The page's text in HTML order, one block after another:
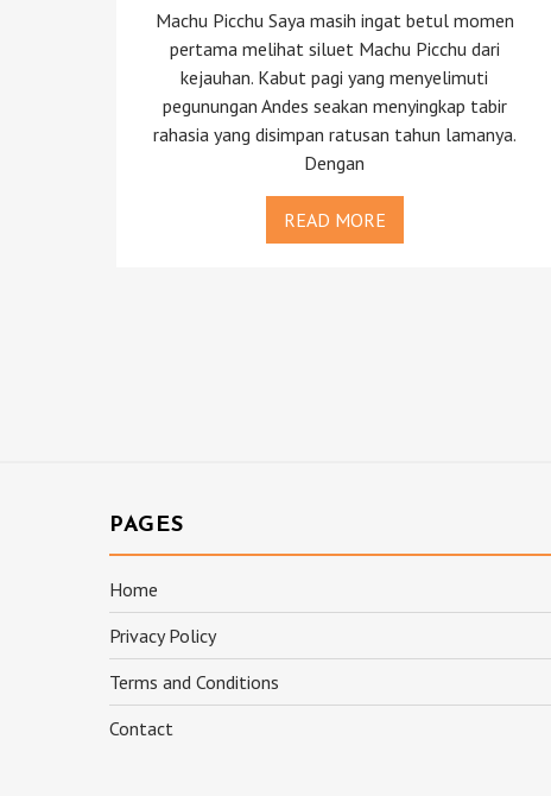
Machu Picchu Saya masih ingat betul momen
pertama melihat siluet Machu Picchu dari
kejauhan. Kabut pagi yang menyelimuti
pegunungan Andes seakan menyingkap tabir
rahasia yang disimpan ratusan tahun lamanya.
Dengan
READ MORE
PAGES
Home
Privacy Policy
Terms and Conditions
Contact